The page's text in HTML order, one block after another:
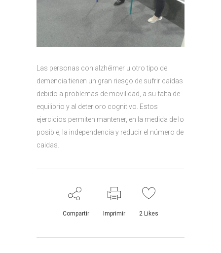
Las personas con alzhéimer u otro tipo de
demencia tienen un gran riesgo de sufrir caídas
debido a problemas de movilidad, a su falta de
equilibrio y al deterioro cognitivo. Estos
ejercicios permiten mantener, en la medida de lo
posible, la independencia y reducir el número de
caidas.
Compartir Imprimir 2 Likes